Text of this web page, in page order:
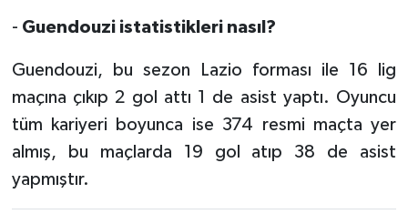
- Guendouzi istatistikleri nasıl?
Guendouzi, bu sezon Lazio forması ile 16 lig
maçına çıkıp 2 gol attı 1 de asist yaptı. Oyuncu
tüm kariyeri boyunca ise 374 resmi maçta yer
almış, bu maçlarda 19 gol atıp 38 de asist
yapmıştır.